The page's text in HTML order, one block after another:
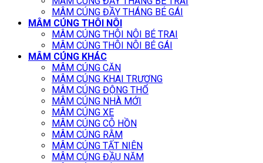
MÂM CÚNG ĐẦY THÁNG BÉ GÁI
MÂM CÚNG THÔI NÔI
MÂM CÚNG THÔI NÔI BÉ TRAI
MÂM CÚNG THÔI NÔI BÉ GÁI
MÂM CÚNG KHÁC
MÂM CÚNG CĂN
MÂM CÚNG KHAI TRƯƠNG
MÂM CÚNG ĐỘNG THỔ
MÂM CÚNG NHÀ MỚI
MÂM CÚNG XE
MÂM CÚNG CÔ HỒN
MÂM CÚNG RẰM
MÂM CÚNG TẤT NIÊN
MÂM CÚNG ĐẦU NĂM